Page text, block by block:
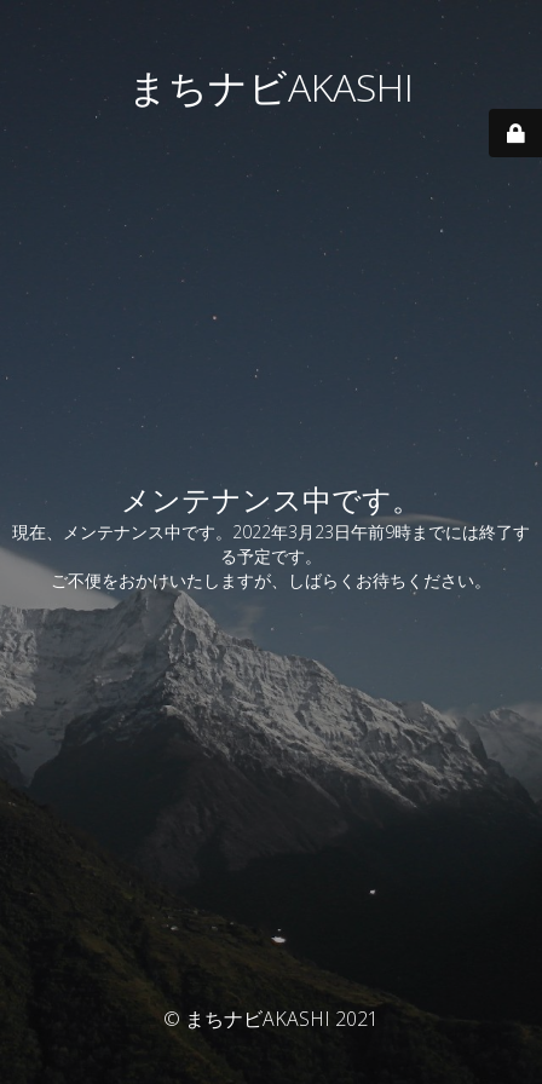
まちナビAKASHI
メンテナンス中です。
現在、メンテナンス中です。2022年3月23日午前9時までには終了す
る予定です。
ご不便をおかけいたしますが、しばらくお待ちください。
© まちナビAKASHI 2021